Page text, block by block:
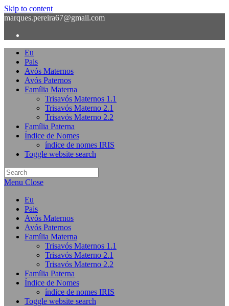
Skip to content
marques.pereira67@gmail.com
Eu
Pais
Avós Maternos
Avós Paternos
Família Materna
Trisavós Maternos 1.1
Trisavós Materno 2.1
Trisavós Materno 2.2
Família Paterna
Índice de Nomes
índice de nomes IRIS
Toggle website search
Menu Close
Eu
Pais
Avós Maternos
Avós Paternos
Família Materna
Trisavós Maternos 1.1
Trisavós Materno 2.1
Trisavós Materno 2.2
Família Paterna
Índice de Nomes
índice de nomes IRIS
Toggle website search